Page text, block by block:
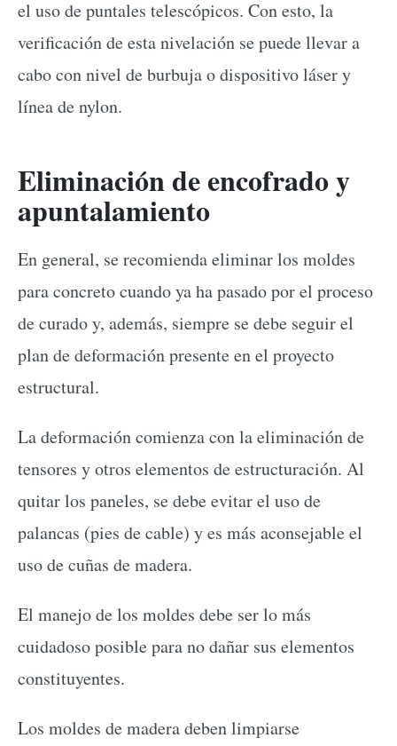
el uso de puntales telescópicos. Con esto, la
verificación de esta nivelación se puede llevar a
cabo con nivel de burbuja o dispositivo láser y
línea de nylon.
Eliminación de encofrado y
apuntalamiento
En general, se recomienda eliminar los moldes
para concreto cuando ya ha pasado por el proceso
de curado y, además, siempre se debe seguir el
plan de deformación presente en el proyecto
estructural.
La deformación comienza con la eliminación de
tensores y otros elementos de estructuración. Al
quitar los paneles, se debe evitar el uso de
palancas (pies de cable) y es más aconsejable el
uso de cuñas de madera.
El manejo de los moldes debe ser lo más
cuidadoso posible para no dañar sus elementos
constituyentes.
Los moldes de madera deben limpiarse